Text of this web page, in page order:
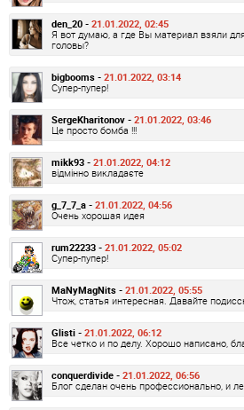
den_20 - 21.01.2022, 02:45
Я вот думаю, а где Вы материал взяли
головы?
bigbooms - 21.01.2022, 03:14
Супер-пупер!
SergeKharitonov - 21.01.2022, 03:46
Це просто бомба !!!
mikk93 - 21.01.2022, 04:12
відмінно викладаєте
g_7_7_a - 21.01.2022, 04:56
Очень хорошая идея
rum22233 - 21.01.2022, 05:02
Супер-пупер!
MaNyMagNits - 21.01.2022, 05:55
Чтож, статья интересная. Давайте
Glisti - 21.01.2022, 06:12
Все четко и по делу. Хорошо написано,
conquerdivide - 21.01.2022, 06:56
Блог сделан очень профессионально, и